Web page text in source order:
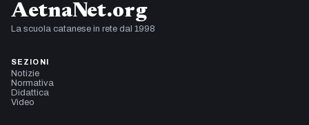
AetnaNet.org
La scuola catanese in rete dal 1998
SEZIONI
Notizie
Normativa
Didattica
Video